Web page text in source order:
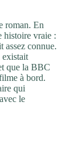
roman. En
histoire vraie :
assez connue.
existait
que la BBC
à bord.
qui
le